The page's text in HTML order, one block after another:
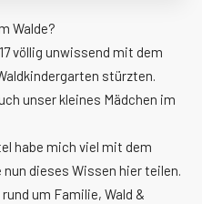
Walde?
völlig unwissend mit dem
stürzten.
unser kleines Mädchen im
habe mich viel mit dem
dieses Wissen hier teilen.
um Familie, Wald &